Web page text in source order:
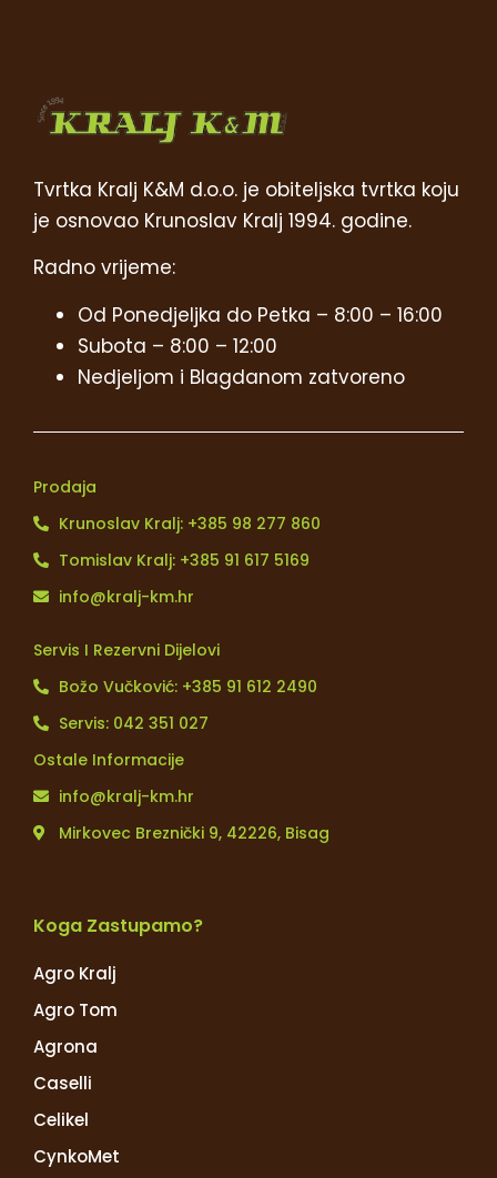
Tvrtka Kralj K&M d.o.o. je obiteljska tvrtka koju
je osnovao Krunoslav Kralj 1994. godine.
Radno vrijeme:
Od Ponedjeljka do Petka – 8:00 – 16:00
Subota – 8:00 – 12:00
Nedjeljom i Blagdanom zatvoreno
Prodaja
Krunoslav Kralj: +385 98 277 860
Tomislav Kralj: +385 91 617 5169
info@kralj-km.hr
Servis I Rezervni Dijelovi
Božo Vučković: +385 91 612 2490
Servis: 042 351 027
Ostale Informacije
info@kralj-km.hr
Mirkovec Breznički 9, 42226, Bisag
Koga Zastupamo?
Agro Kralj
Agro Tom
Agrona
Caselli
Celikel
CynkoMet